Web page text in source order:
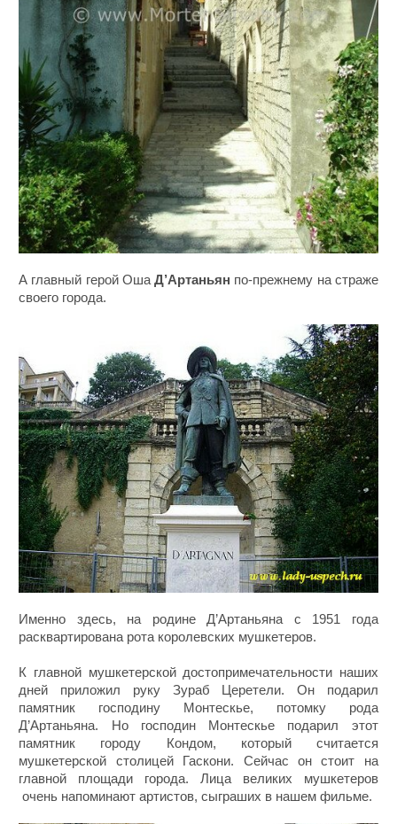
А главный герой ОшаД’Артаньян по-прежнему на страже
своего города.
Именно здесь, на родине Д’Артаньяна с 1951 года
расквартирована рота королевских мушкетеров.
К главной мушкетерской достопримечательности наших
дней приложил руку Зураб Церетели. Он подарил
памятник господину Монтескье, потомку рода
Д’Артаньяна. Но господин Монтескье подарил этот
памятник городу Кондом, который считается
мушкетерской столицей Гаскони. Сейчас он стоит на
главной площади города. Лица великих мушкетеров
очень напоминают артистов, сыграших в нашем фильме.